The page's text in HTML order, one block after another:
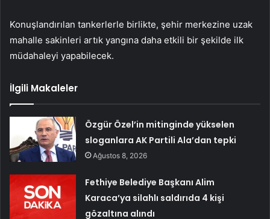
Konuşlandırılan tankerlerle birlikte, şehir merkezine uzak
mahalle sakinleri artık yangına daha etkili bir şekilde ilk
müdahaleyi yapabilecek.
İlgili Makaleler
Özgür Özel’in mitinginde yükselen
sloganlara AK Partili Ala’dan tepki
Ağustos 8, 2026
Fethiye Belediye Başkanı Alim
Karaca’ya silahlı saldırıda 4 kişi
gözaltına alındı